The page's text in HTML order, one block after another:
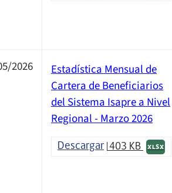
2026
Estadística Mensual de
Cartera de Beneficiarios
del Sistema Isapre a Nivel
Regional - Marzo 2026
Descargar 403 KB XLSX